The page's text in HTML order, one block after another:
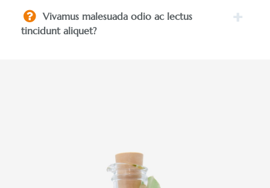
Vivamus malesuada odio ac lectus
tincidunt aliquet?